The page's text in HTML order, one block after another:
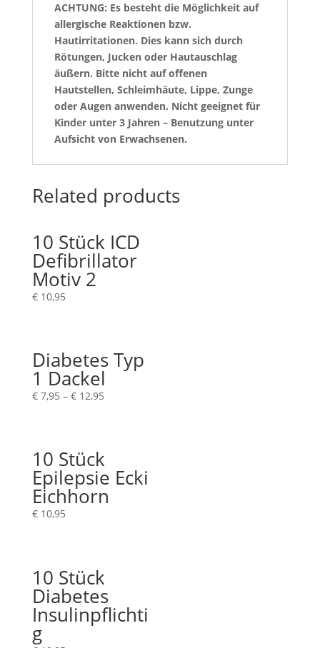
ACHTUNG: Es besteht die Möglichkeit auf
allergische Reaktionen bzw.
Hautirritationen. Dies kann sich durch
Rötungen, Jucken oder Hautauschlag
äußern. Bitte nicht auf offenen
Hautstellen, Schleimhäute, Lippe, Zunge
oder Augen anwenden. Nicht geeignet für
Kinder unter 3 Jahren – Benutzung unter
Aufsicht von Erwachsenen.
Related products
10 Stück ICD
Defibrillator
Motiv 2
€10,95
Diabetes Typ
1 Dackel
€7,95 – €12,95
10 Stück
Epilepsie Ecki
Eichhorn
€10,95
10 Stück
Diabetes
Insulinpflichti
g